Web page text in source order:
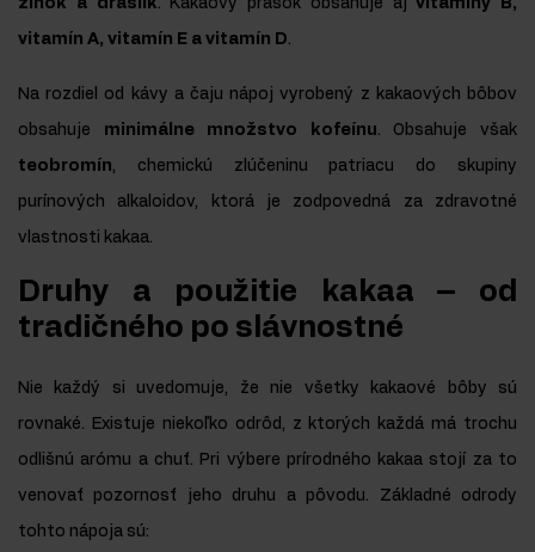
zinok a draslík. Kakaový prášok obsahuje ajvitamíny B,
vitamín A, vitamín E a vitamín D.
Na rozdiel od kávy a čaju nápoj vyrobený z kakaových bôbov
obsahuje minimálne množstvo kofeínu. Obsahuje však
teobromín, chemickú zlúčeninu patriacu do skupiny
purínových alkaloidov, ktorá je zodpovedná za zdravotné
vlastnosti kakaa.
Druhy a použitie kakaa – od
tradičného po slávnostné
Nie každý si uvedomuje, že nie všetky kakaové bôby sú
rovnaké. Existuje niekoľko odrôd, z ktorých každá má trochu
odlišnú arómu a chuť. Pri výbere prírodného kakaa stojí za to
venovať pozornosť jeho druhu a pôvodu. Základné odrody
tohto nápoja sú: